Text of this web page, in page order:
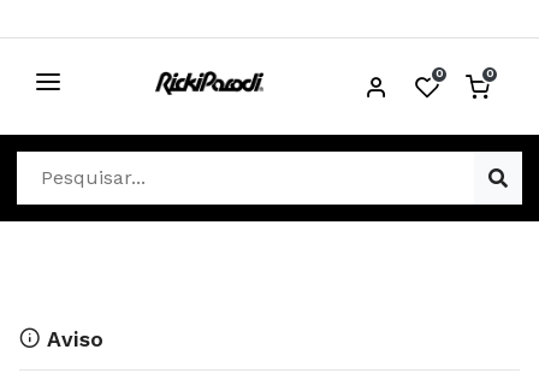
0 0
CABELO
Aviso